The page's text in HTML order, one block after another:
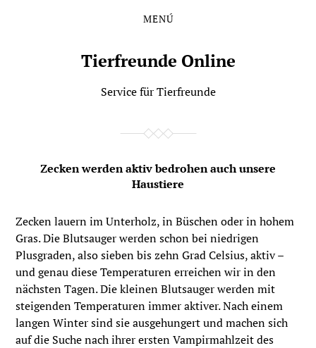
MENÚ
Tierfreunde Online
Service für Tierfreunde
Zecken werden aktiv bedrohen auch unsere
Haustiere
Zecken lauern im Unterholz, in Büschen oder in hohem
Gras. Die Blutsauger werden schon bei niedrigen
Plusgraden, also sieben bis zehn Grad Celsius, aktiv –
und genau diese Temperaturen erreichen wir in den
nächsten Tagen. Die kleinen Blutsauger werden mit
steigenden Temperaturen immer aktiver. Nach einem
langen Winter sind sie ausgehungert und machen sich
auf die Suche nach ihrer ersten Vampirmahlzeit des